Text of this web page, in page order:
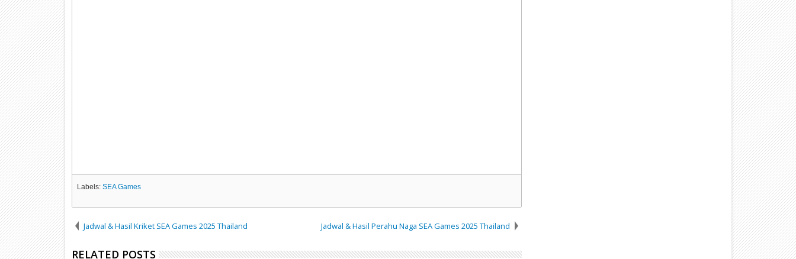
Labels: SEA Games
Jadwal & Hasil Kriket SEA Games 2025 Thailand Jadwal & Hasil Perahu Naga SEA Games 2025 Thailand
RELATED POSTS